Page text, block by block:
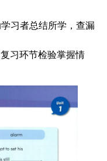
学习者总结所学，查漏
习环节检验掌握情